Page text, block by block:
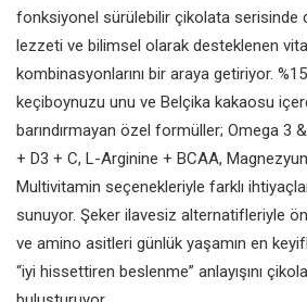
fonksiyonel sürülebilir çikolata serisinde
lezzeti ve bilimsel olarak desteklenen
kombinasyonlarını bir araya getiriyor. %15
keçiboynuzu unu ve Belçika kakaosu
barındırmayan özel formüller; Omega 3
+ D3 + C, L-Arginine + BCAA,
Multivitamin seçenekleriyle farklı
sunuyor. Şeker ilavesiz alternatifleriyle
ve amino asitleri günlük yaşamın en
“iyi hissettiren beslenme” anlayışını